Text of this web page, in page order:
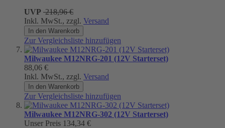
UVP 218,96 €
Inkl. MwSt., zzgl. Versand
In den Warenkorb
Zur Vergleichsliste hinzufügen
Milwaukee M12NRG-201 (12V Starterset)
88,06 €
Inkl. MwSt., zzgl. Versand
In den Warenkorb
Zur Vergleichsliste hinzufügen
Milwaukee M12NRG-302 (12V Starterset)
Unser Preis 134,34 €